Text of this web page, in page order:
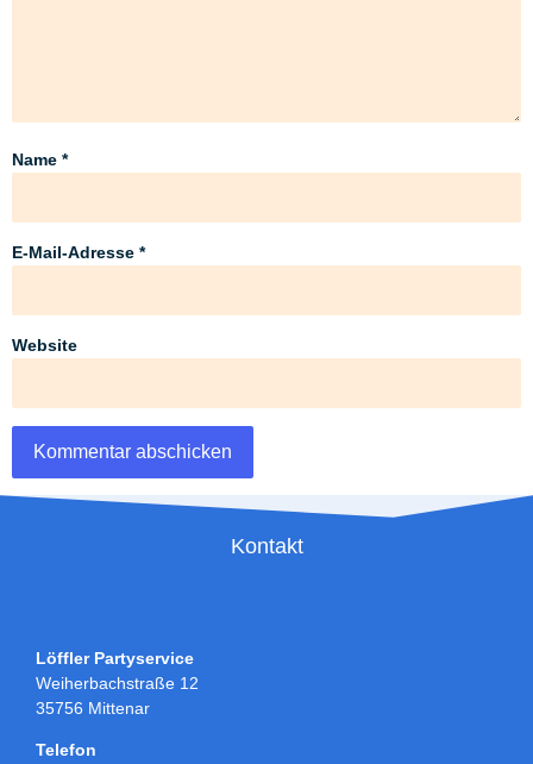
Name *
E-Mail-Adresse *
Website
Kontakt
Löffler Partyservice
Weiherbachstraße 12
35756 Mittenar
Telefon